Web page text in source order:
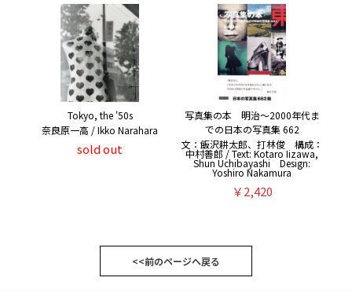
Tokyo, the '50s
奈良原一高 / Ikko Narahara
sold out
写真集の本 明治〜2000年代ま
での日本の写真集 662
文：飯沢耕太郎、打林俊 構成：
中村善郎 / Text: Kotaro Iizawa,
Shun Uchibayashi Design:
Yoshiro Nakamura
￥2,420
<<前のページへ戻る